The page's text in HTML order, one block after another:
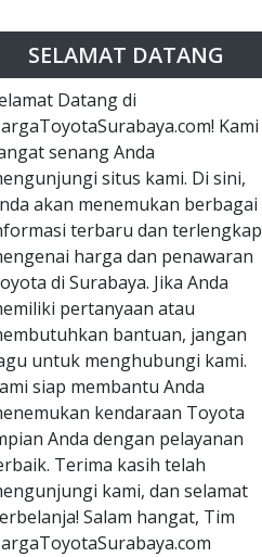
SELAMAT DATANG
Datang di
Kami
senang Anda
situs kami. Di sini,
akan menemukan berbagai
terbaru dan terlengkap
harga dan penawaran
di Surabaya. Jika Anda
pertanyaan atau
bantuan, jangan
untuk menghubungi kami.
siap membantu Anda
kendaraan Toyota
Anda dengan pelayanan
Terima kasih telah
kami, dan selamat
Salam hangat, Tim